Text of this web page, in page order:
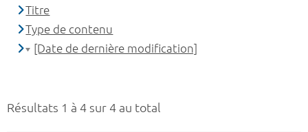
Résultats 1 à 4 sur 4 au total
Titre
Type de contenu
[Date de dernière modification]